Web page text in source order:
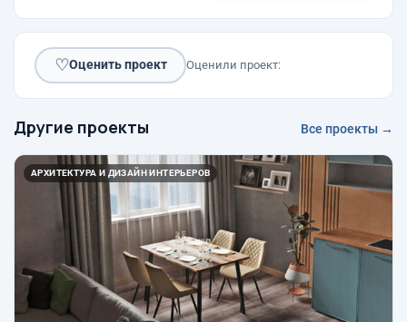
♡Оценить проект Оценили проект:
Другие проекты Все проекты →
АРХИТЕКТУРА И ДИЗАЙН ИНТЕРЬЕРОВ